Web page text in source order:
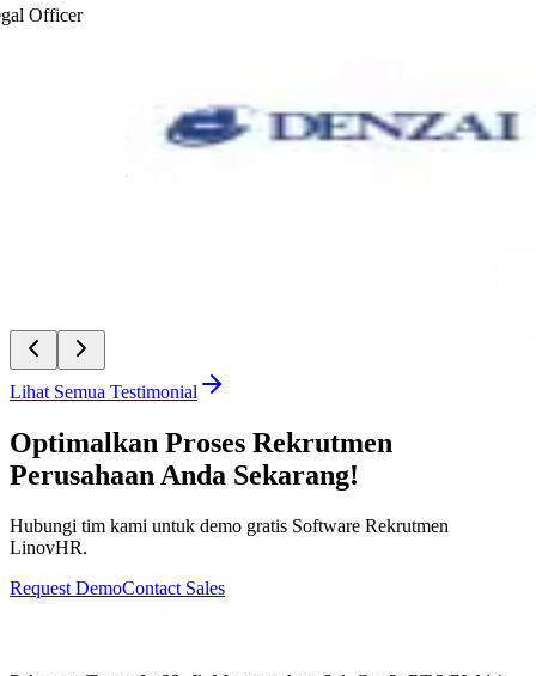
Officer
kami, terutama untuk kebutuhan payroll.
PT Denzai Heavylift Indonesia
Tria Nisrina Mufidah
Lihat Semua Testimonial
Optimalkan Proses Rekrutmen
Perusahaan Anda Sekarang!
Hubungi tim kami untuk demo gratis Software Rekrutmen
LinovHR.
Request DemoContact Sales